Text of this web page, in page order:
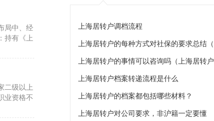
局中、经
持有《上
二级以上
业资格不
上海居转户调档流程
上海居转户的每种方式对社保的要求总结
上海居转户的事情可以咨询吗（上海居转户
上海居转户档案转递流程是什么
上海居转户的档案都包括哪些材料？
上海居转户对公司要求，非沪籍一定要懂